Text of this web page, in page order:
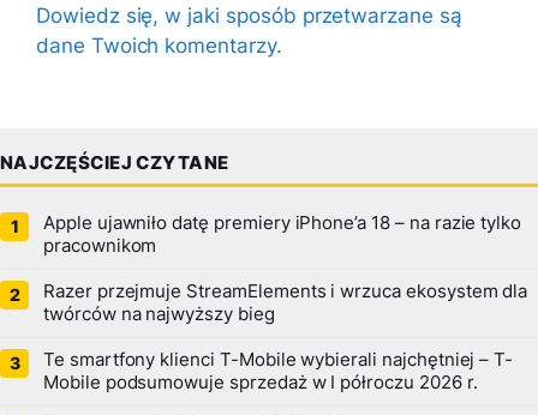
Dowiedz się, w jaki sposób przetwarzane są
dane Twoich komentarzy.
NAJCZĘŚCIEJ CZYTANE
Apple ujawniło datę premiery iPhone’a 18 – na razie tylko
pracownikom
Razer przejmuje StreamElements i wrzuca ekosystem dla
twórców na najwyższy bieg
Te smartfony klienci T-Mobile wybierali najchętniej – T-
Mobile podsumowuje sprzedaż w I półroczu 2026 r.